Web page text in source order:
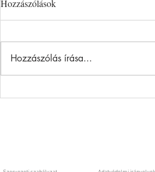
Hozzászólások
Hozzászólás írása...